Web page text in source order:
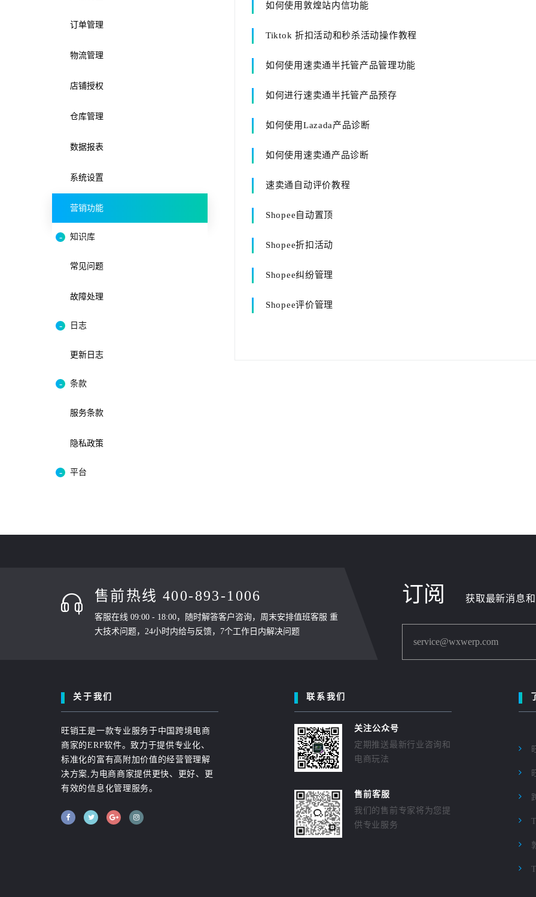
订单管理
物流管理
店铺授权
仓库管理
数据报表
系统设置
营销功能
知识库
常见问题
故障处理
日志
更新日志
条款
服务条款
隐私政策
平台
如何使用敦煌站内信功能
Tiktok 折扣活动和秒杀活动操作教程
如何使用速卖通半托管产品管理功能
如何进行速卖通半托管产品预存
如何使用Lazada产品诊断
如何使用速卖通产品诊断
速卖通自动评价教程
Shopee自动置顶
Shopee折扣活动
Shopee纠纷管理
Shopee评价管理
售前热线 400-893-1006
客服在线 09:00 - 18:00，随时解答客户咨询，周末安排值班客服 重
大技术问题，24小时内给与反馈，7个工作日内解决问题
订阅 获取最新消息
service@wxwerp.com
关于我们
旺销王是一款专业服务于中国跨境电商
商家的ERP软件。致力于提供专业化、
标准化的富有高附加价值的经营管理解
决方案,为电商商家提供更快、更好、更
有效的信息化管理服务。
联系我们
关注公众号
定期推送最新行业咨询和
电商玩法
售前客服
我们的售前专家将为您提
供专业服务